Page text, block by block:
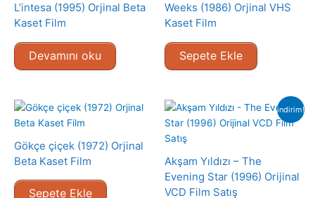
L’intesa (1995) Orjinal Beta
Kaset Film
Devamını oku
Weeks (1986) Orjinal VHS
Kaset Film
Sepete Ekle
Gökçe çiçek (1972) Orjinal
Beta Kaset Film
Sepete Ekle
indirim!
Akşam Yıldızı – The
Evening Star (1996) Orijinal
VCD Film Satış